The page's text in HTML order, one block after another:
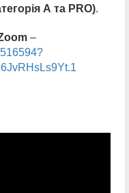
А та PRO).
–